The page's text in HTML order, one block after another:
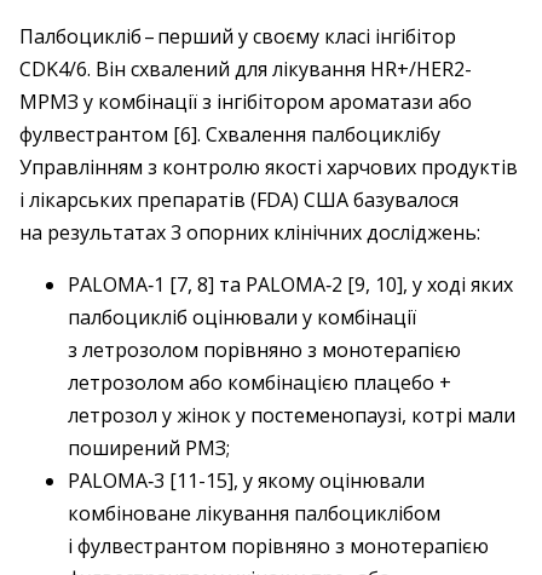
Палбоцикліб – ​перший у своєму класі інгібітор
CDK4/6. Він схвалений для лікування HR+/HER2-
МРМЗ у комбінації з інгібітором ароматази або
фулвестрантом [6]. Схвалення палбоциклібу
Управлінням з контролю якості харчових продуктів
і лікарських препаратів (FDA) США базувалося
на результатах 3 опорних клінічних досліджень:
PALOMA‑1 [7, 8] та PALOMA‑2 [9, 10], у ході яких
палбоцикліб оцінювали у комбінації
з летрозолом порівняно з монотерапією
летрозолом або комбінацією плацебо +
летрозол у жінок у постеменопаузі, котрі мали
поширений РМЗ;
PALOMA‑3 [11-15], у якому оцінювали
комбіноване лікування палбоциклібом
і фулвестрантом порівняно з монотерапією